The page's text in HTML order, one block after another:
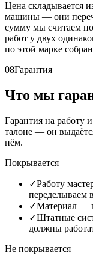
Цена складывается
машины — они
сумму мы считаем
работ у двух
по этой марке
08Гарантия
Что мы
Гарантия на работу
талоне — он
нём.
Покрывается
✓Работу
переделываем
✓Материал —
✓Штатные
должны
Не покрывается